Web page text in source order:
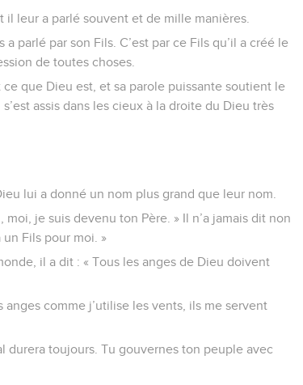
leur a parlé souvent et de mille manières.
parlé par son Fils. C’est par ce Fils qu’il a créé le
de toutes choses.
que Dieu est, et sa parole puissante soutient le
assis dans les cieux à la droite du Dieu très
lui a donné un nom plus grand que leur nom.
moi, je suis devenu ton Père. » Il n’a jamais dit non
Fils pour moi. »
il a dit : « Tous les anges de Dieu doivent
comme j’utilise les vents, ils me servent
durera toujours. Tu gouvernes ton peuple avec